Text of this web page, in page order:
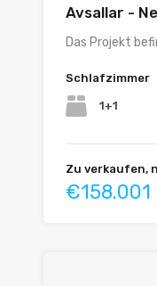
Avsallar -
Das Projekt
Schlafzimmer
1+1
Zu verkaufen,
€158.001